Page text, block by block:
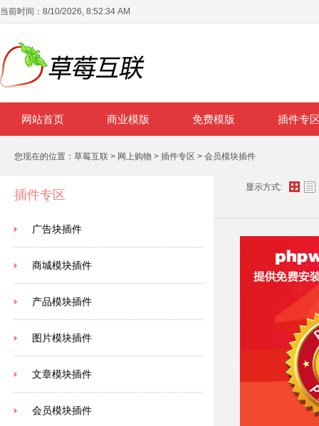
当前时间： 8/10/2026, 8:52:34 AM
网站首页 商业模版 免费模版 插件专
显示方式:
您现在的位置： 草莓互联 > 网上购物 > 插件专区 > 会员模块插件
插件专区
广告块插件
商城模块插件
产品模块插件
图片模块插件
文章模块插件
会员模块插件